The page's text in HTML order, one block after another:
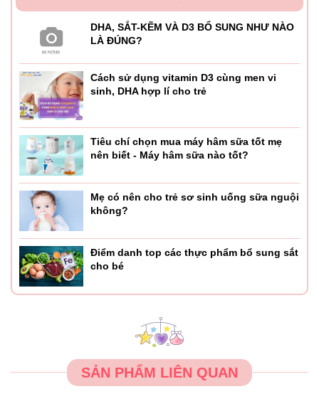
quản sản phẩm.
- Cách pha: pha chuẩn với hàm lượng 1 thìa sữa bột
tương ứng 60ml nước. Nước pha sữa là nước sôi để
nguội đạt khoảng 70 độ C.
- Tiệt trùng bình và dụng cụ pha đúng cách, chỉ pha đủ cho
bé 1 lần dùng tùy theo nhu cầu ăn của bé.
- Cách dùng: Mẹ có thể cho con dùng song song cùng sữa
mẹ hoặc dùng thay thế hoàn toàn.
- Mẹ nên cho con dùng hết trong 1 lần pha sữa, tuyệt đối
không sử dụng sữa thừa, sữa pha quá 1 giờ đồng hồ và
sữa đã mở nắp quá 4 tuần.
- Bảo quản sữa hộp nơi thoáng mát, không chịu sự chiếu
trực tiếp của ánh nắng mặt trời…
- Sau khi mở nắp dùng trong 4 tuần
- Rửa tay và tất cả các thiết bị trước khi chuẩn bị pha sữa
DHA, SẮT-KẼM VÀ D3 BỔ SUNG NHƯ NÀO
LÀ ĐÚNG?
Cách sử dụng vitamin D3 cùng men vi
sinh, DHA hợp lí cho trẻ
Tiêu chí chọn mua máy hâm sữa tốt mẹ
nên biết - Máy hâm sữa nào tốt?
Mẹ có nên cho trẻ sơ sinh uống sữa nguội
không?
Điểm danh top các thực phẩm bổ sung sắt
cho bé
SẢN PHẨM LIÊN QUAN